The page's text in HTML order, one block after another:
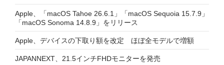
Apple、「macOS Tahoe 26.6.1」「macOS Sequoia 15.7.9」
「macOS Sonoma 14.8.9」をリリース
Apple、デバイスの下取り額を改定 ほぼ全モデルで増額
JAPANNEXT、21.5インチFHDモニターを発売